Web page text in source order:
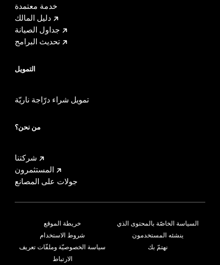
خدمة معتمدة
دليل المالك
جداول الصيانة
تحديث البرامج
التمويل
تمويل شراء درّاجة ناريّة
من نحن؟
شركتنا
المستثمرون
جولات على المصانع
خريطة الموقع
شروط الاستخدام
سياسة الخصوصيّة وملفّات تعريف
الارتباط
السياسة الخاصّة بالمحتوى الذي
ينشئه المستخدمون
نهتمّ بك